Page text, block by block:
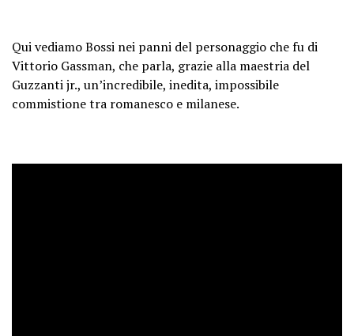
Qui vediamo Bossi nei panni del personaggio che fu di
Vittorio Gassman, che parla, grazie alla maestria del
Guzzanti jr., un’incredibile, inedita, impossibile
commistione tra romanesco e milanese.